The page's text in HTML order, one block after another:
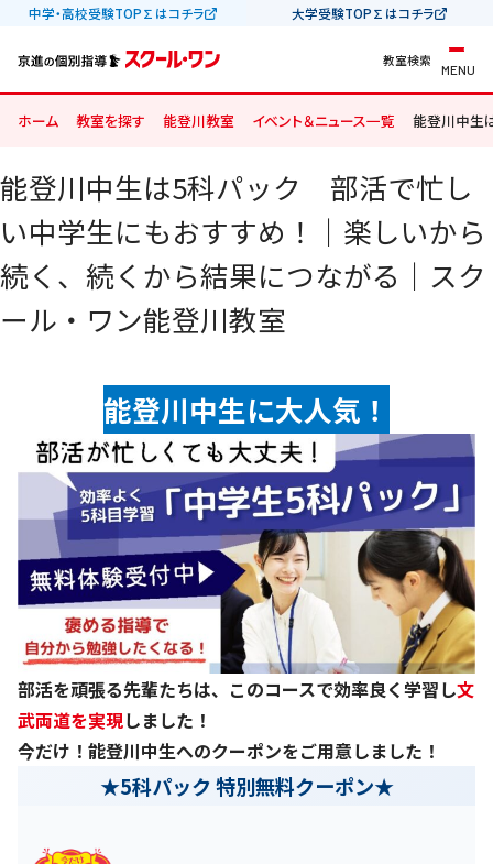
中学・高校受験TOP∑はコチラ 大学受験TOP∑はコチラ
教室検索
MENU
ホーム 教室を探す 能登川教室 イベント＆ニュース一覧 能登川中生
能登川中生は5科パック 部活で忙し
い中学生にもおすすめ！｜楽しいから
続く、続くから結果につながる｜スク
ール・ワン能登川教室
能登川中生に大人気！
部活を頑張る先輩たちは、このコースで効率良く学習し文
武両道を実現しました！
今だけ！能登川中生へのクーポンをご用意しました！
★5科パック 特別無料クーポン★